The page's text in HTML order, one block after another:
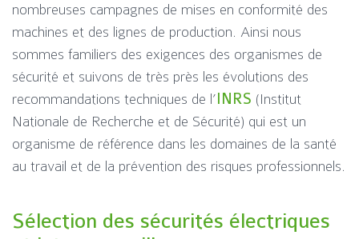
nombreuses campagnes de mises en conformité des
machines et des lignes de production. Ainsi nous
sommes familiers des exigences des organismes de
sécurité et suivons de très près les évolutions des
recommandations techniques de l’ INRS (Institut
Nationale de Recherche et de Sécurité) qui est un
organisme de référence dans les domaines de la santé
au travail et de la prévention des risques professionnels.
Sélection des sécurités électriques